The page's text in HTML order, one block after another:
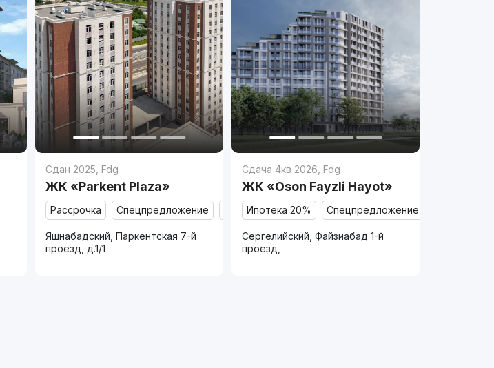
Сдан 2025 Fdg
ЖК «Parkent Plaza»
Рассрочка Спецпредложение Продано
Яшнабадский, Паркентская 7-й
проезд, д.1/1
Сдача 4кв 2026 Fdg
ЖК «Oson Fayzli Hayot»
Ипотека 20% Спецпредложение
Сергелийский, Файзиабад 1-й
проезд,